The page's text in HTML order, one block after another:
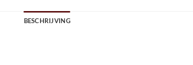
BESCHRIJVING